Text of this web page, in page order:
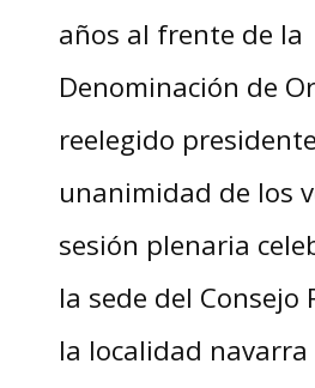
años al frente de la
Denominación de
reelegido
unanimidad de los
sesión plenaria
la sede del Consejo
la localidad navarra